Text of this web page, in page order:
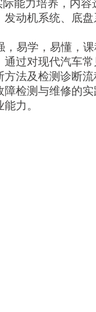
能力培养，内
动机系统、底
，易学，易懂，课
过对现代汽车常
法及检测诊断
检测与维修的
力。